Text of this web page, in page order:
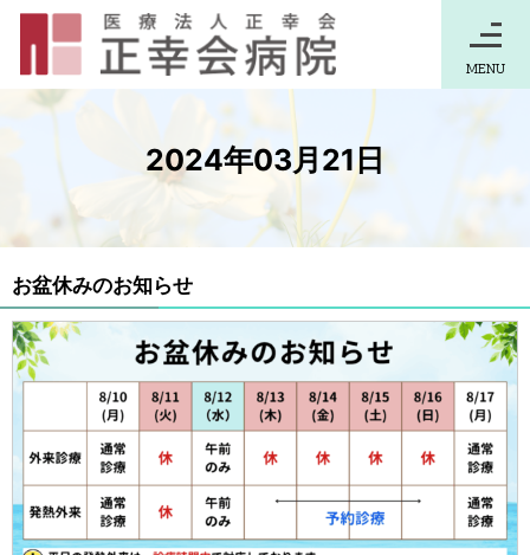
MENU
2024年03月21日
お盆休みのお知らせ